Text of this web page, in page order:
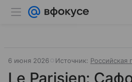
6 июня 2026 Источник: Российская
Le Parisien: